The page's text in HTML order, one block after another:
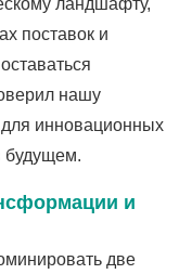
поставок и
нашу
инновационных
будущем.
и
две